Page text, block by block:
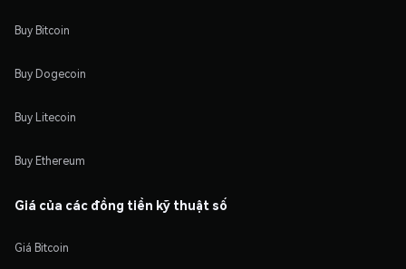
Buy Bitcoin
Buy Dogecoin
Buy Litecoin
Buy Ethereum
Giá của các đồng tiền kỹ thuật số
Giá Bitcoin